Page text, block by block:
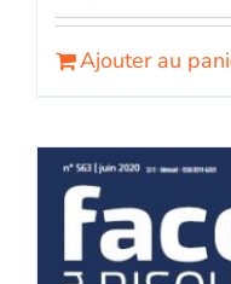
Ajouter au